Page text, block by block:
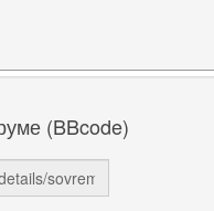
(BBcode)